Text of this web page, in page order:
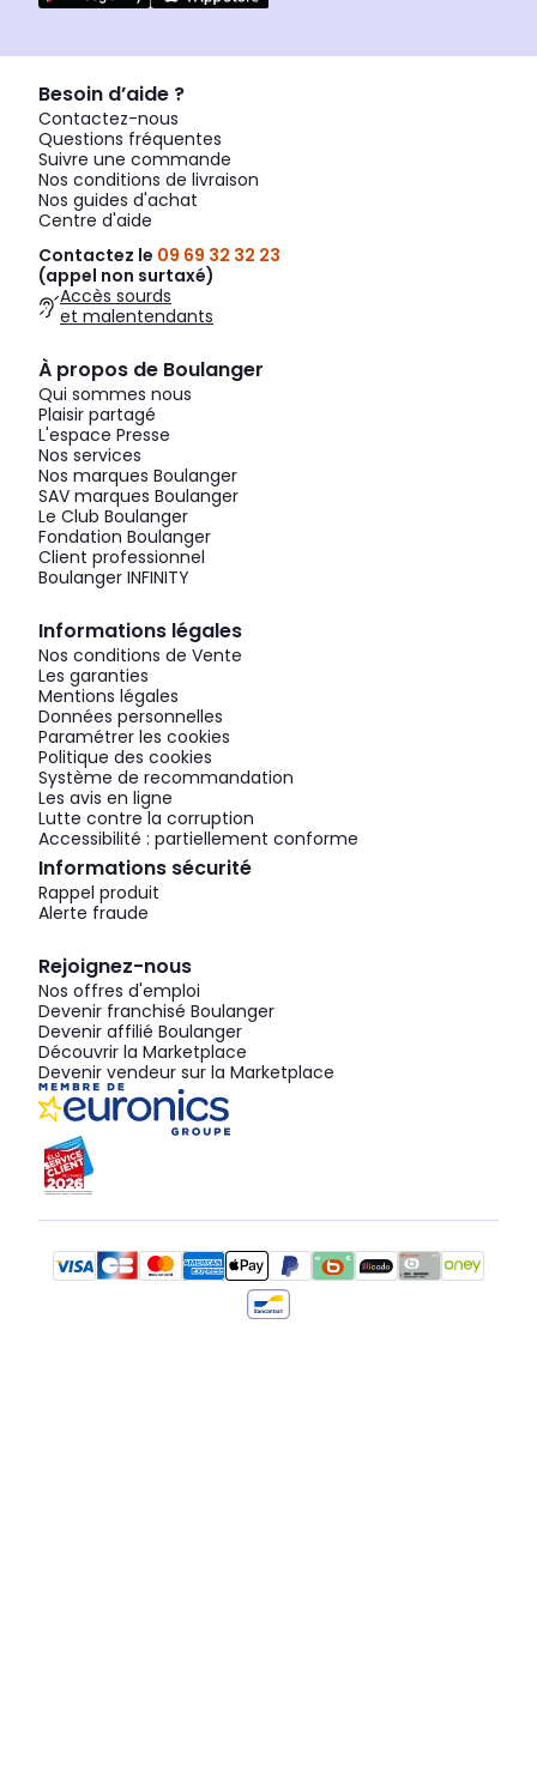
Besoin d’aide ?
Contactez-nous
Questions fréquentes
Suivre une commande
Nos conditions de livraison
Nos guides d'achat
Centre d'aide
Contactez le 09 69 32 32 23
(appel non surtaxé)
Accès sourds
et malentendants
À propos de Boulanger
Qui sommes nous
Plaisir partagé
L'espace Presse
Nos services
Nos marques Boulanger
SAV marques Boulanger
Le Club Boulanger
Fondation Boulanger
Client professionnel
Boulanger INFINITY
Informations légales
Nos conditions de Vente
Les garanties
Mentions légales
Données personnelles
Paramétrer les cookies
Politique des cookies
Système de recommandation
Les avis en ligne
Lutte contre la corruption
Accessibilité : partiellement conforme
Informations sécurité
Rappel produit
Alerte fraude
Rejoignez-nous
Nos offres d'emploi
Devenir franchisé Boulanger
Devenir affilié Boulanger
Découvrir la Marketplace
Devenir vendeur sur la Marketplace